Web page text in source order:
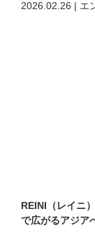
2026.02.26 | エ
REINI（レイニ
で広がるアジア